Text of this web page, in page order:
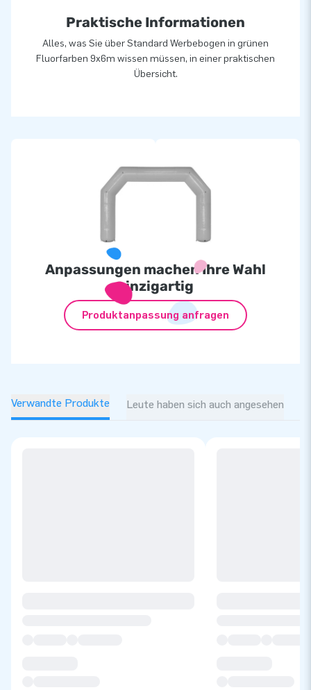
Praktische Informationen
Alles, was Sie über Standard Werbebogen in grünen
Fluorfarben 9x6m wissen müssen, in einer praktischen
Übersicht.
Anpassungen machen Ihre Wahl
einzigartig
Produktanpassung anfragen
Verwandte Produkte Leute haben sich auch angesehen